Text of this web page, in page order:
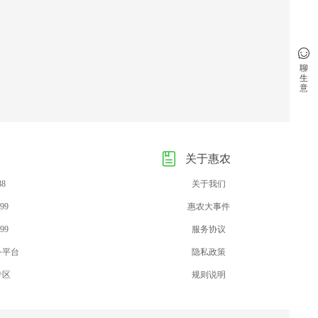
台
关于惠农
关于我们
惠农大事件
服务协议
隐私政策
规则说明
聊
生
意